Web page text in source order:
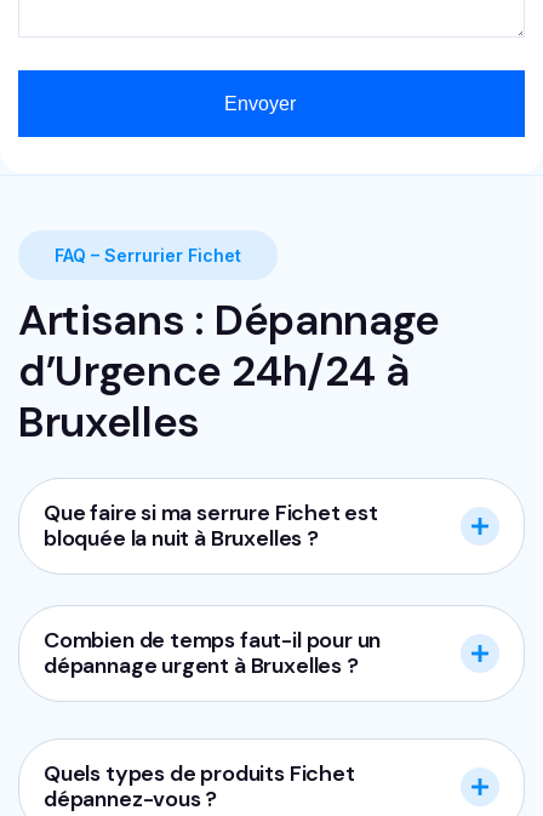
Envoyer
FAQ – Serrurier Fichet
Artisans : Dépannage
d’Urgence 24h/24 à
Bruxelles
Que faire si ma serrure Fichet est
bloquée la nuit à Bruxelles ?
Combien de temps faut-il pour un
dépannage urgent à Bruxelles ?
Quels types de produits Fichet
dépannez-vous ?